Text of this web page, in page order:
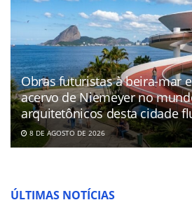
Obras futuristas à beira-mar
acervo de Niemeyer no
arquitetônicos desta cidade
8 DE AGOSTO DE 2026
ÚLTIMAS NOTÍCIAS